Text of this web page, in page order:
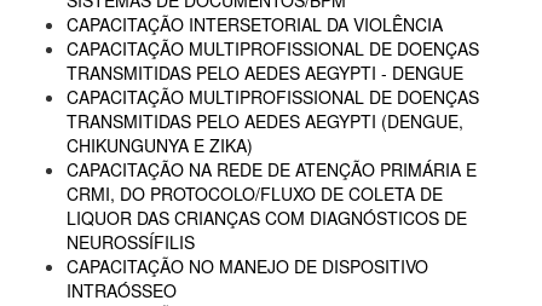
CAPACITAÇÃO INTERSETORIAL DA VIOLÊNCIA
CAPACITAÇÃO MULTIPROFISSIONAL DE DOENÇAS
TRANSMITIDAS PELO AEDES AEGYPTI - DENGUE
CAPACITAÇÃO MULTIPROFISSIONAL DE DOENÇAS
TRANSMITIDAS PELO AEDES AEGYPTI (DENGUE,
CHIKUNGUNYA E ZIKA)
CAPACITAÇÃO NA REDE DE ATENÇÃO PRIMÁRIA E
CRMI, DO PROTOCOLO/FLUXO DE COLETA DE
LIQUOR DAS CRIANÇAS COM DIAGNÓSTICOS DE
NEUROSSÍFILIS
CAPACITAÇÃO NO MANEJO DE DISPOSITIVO
INTRAÓSSEO